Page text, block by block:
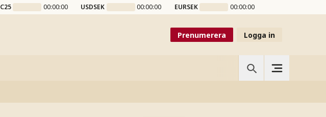
00:00:00 USDSEK 00:00:00 EURSEK 00:00:00
Prenumerera Logga in